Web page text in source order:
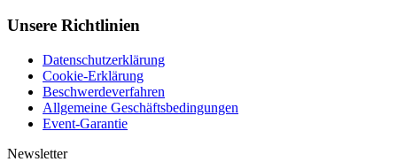
Unsere Richtlinien
Datenschutzerklärung
Cookie-Erklärung
Beschwerdeverfahren
Allgemeine Geschäftsbedingungen
Event-Garantie
Newsletter